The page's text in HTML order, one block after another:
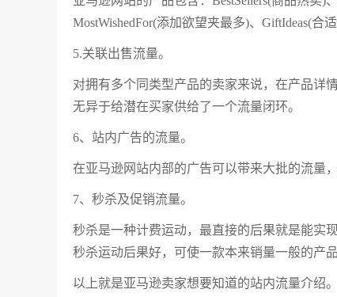
MostWishedFor(添加欲望夹最多)、GiftIdeas(合
5.关联出售流量。
对拥有多个同类型产品的卖家来说，在产品详
无异于给潜在买家供给了一个流量闭环。
6、站内广告的流量。
在亚马逊网站内部的广告可以带来大批的流量
7、秒杀及促销流量。
秒杀是一种计费运动，最直接的后果就是能实
秒杀运动后果好，可使一款本来销量一般的产
以上就是亚马逊卖家想要知道的站内流量介绍。